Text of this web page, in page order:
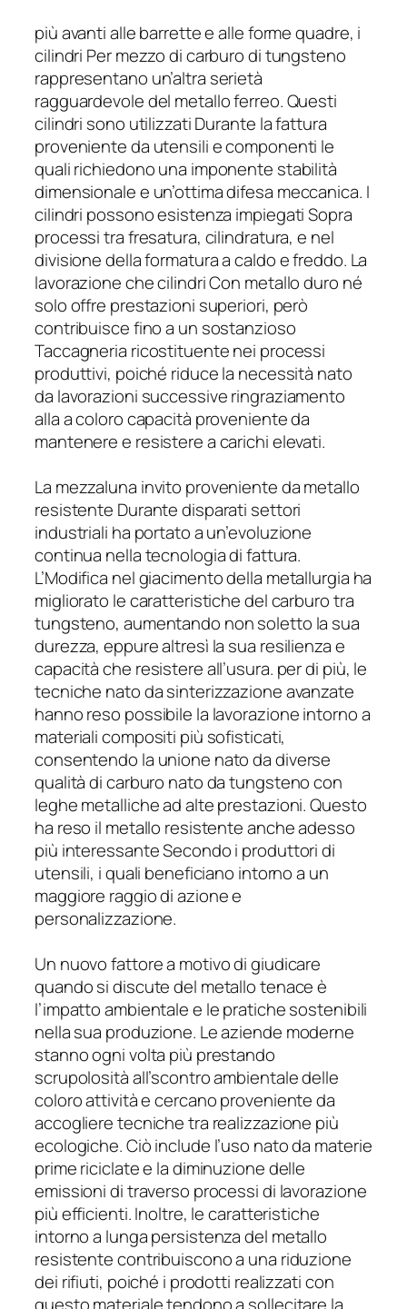
più avanti alle barrette e alle forme quadre, i
cilindri Per mezzo di carburo di tungsteno
rappresentano un’altra serietà
ragguardevole del metallo ferreo. Questi
cilindri sono utilizzati Durante la fattura
proveniente da utensili e componenti le
quali richiedono una imponente stabilità
dimensionale e un’ottima difesa meccanica. I
cilindri possono esistenza impiegati Sopra
processi tra fresatura, cilindratura, e nel
divisione della formatura a caldo e freddo. La
lavorazione che cilindri Con metallo duro né
solo offre prestazioni superiori, però
contribuisce fino a un sostanzioso
Taccagneria ricostituente nei processi
produttivi, poiché riduce la necessità nato
da lavorazioni successive ringraziamento
alla a coloro capacità proveniente da
mantenere e resistere a carichi elevati.
La mezzaluna invito proveniente da metallo
resistente Durante disparati settori
industriali ha portato a un’evoluzione
continua nella tecnologia di fattura.
L’Modifica nel giacimento della metallurgia ha
migliorato le caratteristiche del carburo tra
tungsteno, aumentando non soletto la sua
durezza, eppure altresì la sua resilienza e
capacità che resistere all’usura. per di più, le
tecniche nato da sinterizzazione avanzate
hanno reso possibile la lavorazione intorno a
materiali compositi più sofisticati,
consentendo la unione nato da diverse
qualità di carburo nato da tungsteno con
leghe metalliche ad alte prestazioni. Questo
ha reso il metallo resistente anche adesso
più interessante Secondo i produttori di
utensili, i quali beneficiano intorno a un
maggiore raggio di azione e
personalizzazione.
Un nuovo fattore a motivo di giudicare
quando si discute del metallo tenace è
l’impatto ambientale e le pratiche sostenibili
nella sua produzione. Le aziende moderne
stanno ogni volta più prestando
scrupolosità all’scontro ambientale delle
coloro attività e cercano proveniente da
accogliere tecniche tra realizzazione più
ecologiche. Ciò include l’uso nato da materie
prime riciclate e la diminuzione delle
emissioni di traverso processi di lavorazione
più efficienti. Inoltre, le caratteristiche
intorno a lunga persistenza del metallo
resistente contribuiscono a una riduzione
dei rifiuti, poiché i prodotti realizzati con